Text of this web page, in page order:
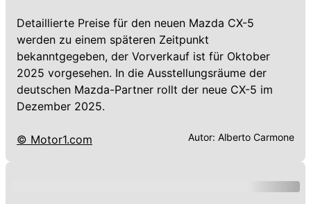
Detaillierte Preise für den neuen Mazda CX-5
werden zu einem späteren Zeitpunkt
bekanntgegeben, der Vorverkauf ist für Oktober
2025 vorgesehen. In die Ausstellungsräume der
deutschen Mazda-Partner rollt der neue CX-5 im
Dezember 2025.
© Motor1.com Autor: Alberto Carmone